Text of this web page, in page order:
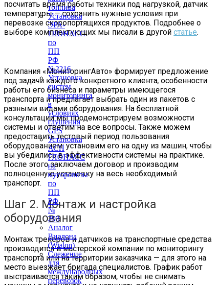
топлива
Установка
ЭРА-
ГЛОНАСС
по
ПП
РФ
№2216
Установка
систем
мониторинга
в
условиях
глушения
GPS
Установка
АСН
ГЛОНАСС
на
мусоровозы
по
ПП
РФ
№
293
Аналог
Виалона
(Wialon)
Слежение
для
международных
перевозок
посчитать время работы техники под нагрузкой, датчик
температуры — сохранить нужные условия при
перевозке скоропортящихся продуктов. Подробнее о
выборе комплектующих мы писали в другой статье.
Компания «МониторингАвто» формирует предложение
под задачи каждого конкретного клиента, особенности
работы его бизнеса и параметры имеющегося
транспорта и предлагает выбрать один из пакетов с
разными видами оборудования. На бесплатной
консультации мы продемонстрируем возможности
системы и ответим на все вопросы. Также можем
предоставить тестовый период пользования
оборудованием: установим его на одну из машин, чтобы
вы убедились в эффективности системы на практике.
После этого заключаем договор и производим
полноценную установку на весь необходимый
транспорт.
Шаг 2. Монтаж и настройка
оборудования
Монтаж трекеров и датчиков на транспортные средства
производится в мастерской компании по мониторингу
транспорта или на территории заказчика — для этого на
место выезжает бригада специалистов. График работ
выстраивается таким образом, чтобы не снимать